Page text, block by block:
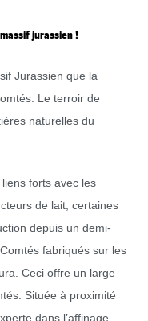
jurassien !
Jurassien que la
Le terroir de
naturelles du
forts avec les
de lait, certaines
depuis un demi-
fabriqués sur les
Ceci offre un large
Située à proximité
dans l’affinage